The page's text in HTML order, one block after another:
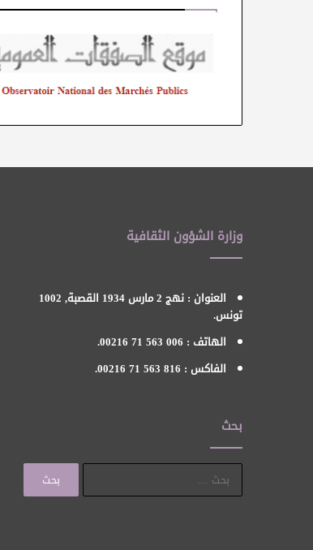
وزارة الشؤون الثقافية
العنوان : نهج 2 مارس 1934 القصبة, 1002
تونس.
الهاتف : 006 563 71 00216.
الفاكس : 816 563 71 00216.
بحث